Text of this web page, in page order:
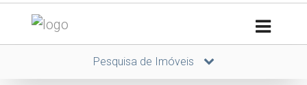
Pesquisa de Imóveis